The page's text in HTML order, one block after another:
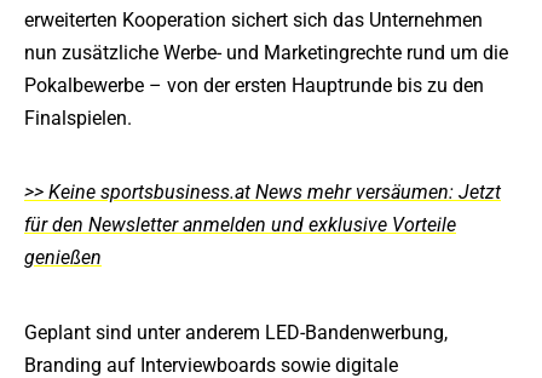
erweiterten Kooperation sichert sich das Unternehmen
nun zusätzliche Werbe- und Marketingrechte rund um die
Pokalbewerbe – von der ersten Hauptrunde bis zu den
Finalspielen.
>> Keine sportsbusiness.at News mehr versäumen: Jetzt
für den Newsletter anmelden und exklusive Vorteile
genießen
Geplant sind unter anderem LED-Bandenwerbung,
Branding auf Interviewboards sowie digitale